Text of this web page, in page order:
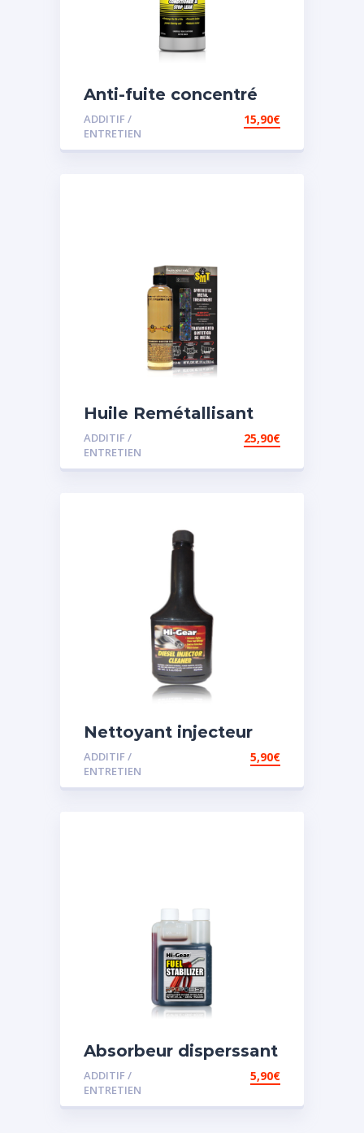
Anti-fuite concentré
pour direction
assistée
ADDITIF /
ENTRETIEN
15,90€
Huile Remétallisant
Moteur SMT2
ADDITIF /
ENTRETIEN
25,90€
Nettoyant injecteur
diesel
ADDITIF /
ENTRETIEN
5,90€
Absorbeur disperssant
d’eau pour carburant
ADDITIF /
ENTRETIEN
5,90€